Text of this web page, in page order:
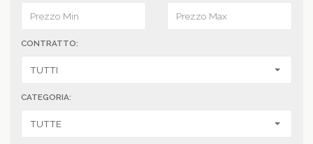
CONTRATTO:
CATEGORIA: